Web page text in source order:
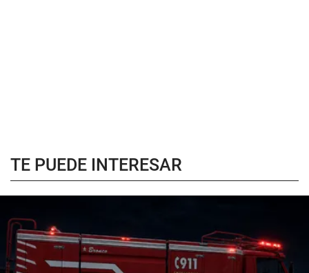
TE PUEDE INTERESAR